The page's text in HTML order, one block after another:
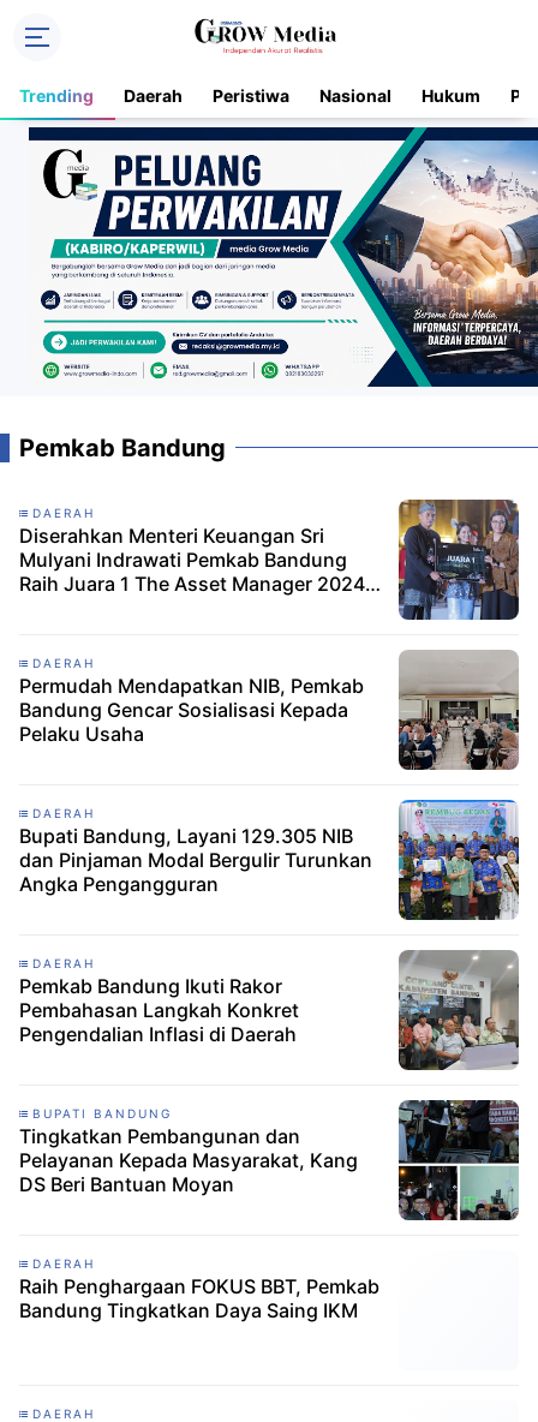
Trending Daerah Peristiwa Nasional Hukum
Pemkab Bandung
DAERAH
Diserahkan Menteri Keuangan Sri
Mulyani Indrawati Pemkab Bandung
Raih Juara 1 The Asset Manager 2024
DAERAH
Permudah Mendapatkan NIB, Pemkab
Bandung Gencar Sosialisasi Kepada
Pelaku Usaha
DAERAH
Bupati Bandung, Layani 129.305 NIB
dan Pinjaman Modal Bergulir Turunkan
Angka Pengangguran
DAERAH
Pemkab Bandung Ikuti Rakor
Pembahasan Langkah Konkret
Pengendalian Inflasi di Daerah
BUPATI BANDUNG
Tingkatkan Pembangunan dan
Pelayanan Kepada Masyarakat, Kang
DS Beri Bantuan Moyan
DAERAH
Raih Penghargaan FOKUS BBT, Pemkab
Bandung Tingkatkan Daya Saing IKM
DAERAH